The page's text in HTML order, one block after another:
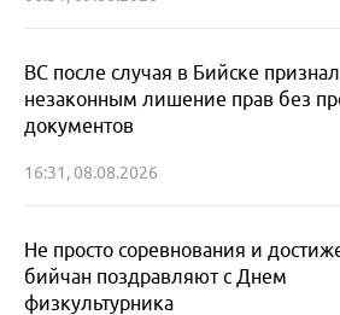
ВС после случая в Бийске признал
незаконным лишение прав без
документов
16:31, 08.08.2026
Не просто соревнования и
бийчан поздравляют с Днем
физкультурника